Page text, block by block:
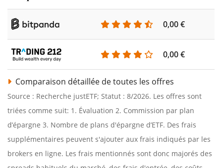
0,00 €
0,00 €
Comparaison détaillée de toutes les offres
Source : Recherche justETF; Statut : 8/2026. Les offres sont
triées comme suit: 1. Évaluation 2. Commission par plan
d’épargne 3. Nombre de plans d'épargne d’ETF. Des frais
supplémentaires peuvent s'ajouter aux frais indiqués par les
brokers en ligne. Les frais mentionnés sont donc majorés des